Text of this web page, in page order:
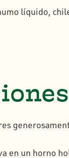
líquido,
en un horno